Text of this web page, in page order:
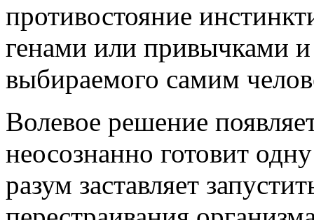
противостояние
генами или привычками
выбираемого самим
Волевое решение
неосознанно готовит
разум заставляет